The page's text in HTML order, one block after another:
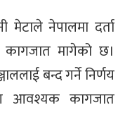
नेपालमा दर्ता
मागेको छ।
बन्द गर्ने निर्णय
आवश्यक कागजात